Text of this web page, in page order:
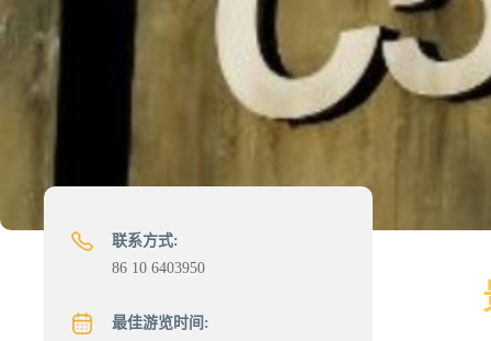
联系方式:
86 10 6403950
最佳游览时间: